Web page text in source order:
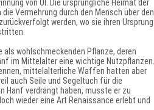
von Öl. Die ursprüngliche Heimat der
Vermehrung durch den Mensch über den
werden, wo sie ihren Ursprung
wohlschmeckenden Pflanze, deren
im Mittelalter eine wichtige Nutzpflanzen.
mittelalterliche Waffen hatten aber
auch Seile und Segeltuch für die
Hanf verdrängt haben, musste er zu
wieder eine Art Renaissance erlebt und